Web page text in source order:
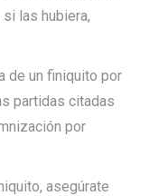
las hubiera,
de un finiquito por
partidas citadas
por
asegúrate